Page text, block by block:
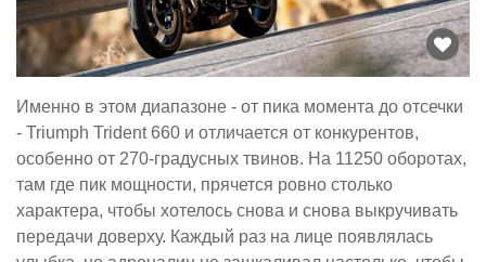
Именно в этом диапазоне - от пика момента до отсечки
- Triumph Trident 660 и отличается от конкурентов,
особенно от 270-градусных твинов. На 11250 оборотах,
там где пик мощности, прячется ровно столько
характера, чтобы хотелось снова и снова выкручивать
передачи доверху. Каждый раз на лице появлялась